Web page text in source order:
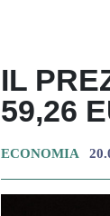
IL
59,26
ECONOMIA